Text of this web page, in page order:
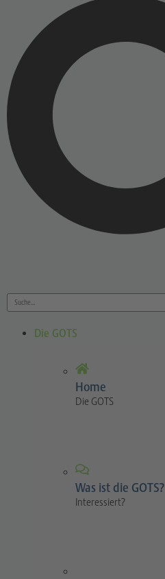
Die GOTS
Home
Die GOTS
Was ist die GOTS?
Interessiert?